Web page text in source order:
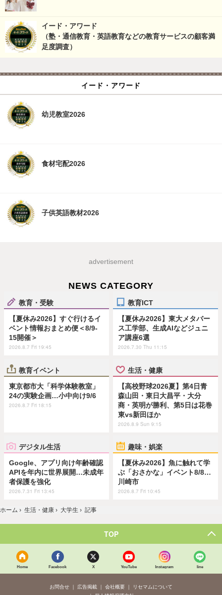
イード・アワード
（塾・通信教育・英語教育などの教育サービスの顧客満
足度調査）
イード・アワード
幼児教室2026
食材宅配2026
子供英語教材2026
advertisement
NEWS CATEGORY
教育・受験
【夏休み2026】すぐ行けるイ
ベント情報おまとめ便＜8/9-
15開催＞
2026.8.7 Fri 19:45
教育ICT
【夏休み2026】東大メタバー
ス工学部、生成AIなどジュニ
ア講座6選
2026.7.30 Thu 11:15
教育イベント
東京都市大「科学体験教室」
24の実験企画…小中向け9/6
2026.8.7 Fri 18:15
生活・健康
【高校野球2026夏】第4日青
森山田・東日大昌平・大分
商・英明が勝利、第5日は花巻
東vs新田ほか
2026.8.9 Sun 9:15
デジタル生活
Google、アプリ向け年齢確認
APIを年内に世界展開…未成年
者保護を強化
2026.7.31 Fri 13:45
趣味・娯楽
【夏休み2026】魚に触れて学
ぶ「おさかな」イベント8/8…
川崎市
2026.8.7 Fri 10:45
ホーム › 生活・健康 › 大学生 › 記事
TOP
Home Facebook X YouTube Instagram line
お問合せ 広告掲載 会社概要
リセマムについて